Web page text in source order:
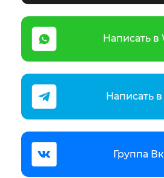
Написать
Написать
Группа